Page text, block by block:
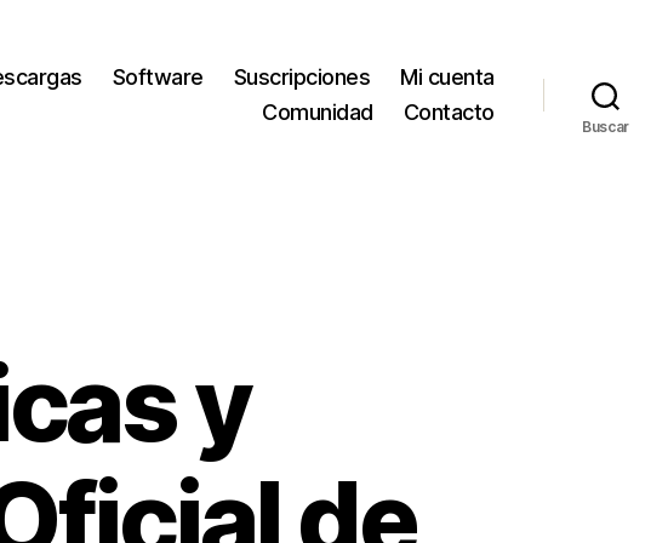
Software Suscripciones
Mi cuenta
Comunidad
Contacto
Buscar
y